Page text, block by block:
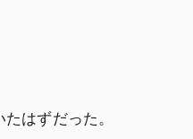
はずだった。